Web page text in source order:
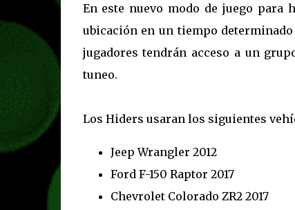
En este nuevo modo de juego
ubicación en un tiempo
jugadores tendrán acceso a un
tuneo.
Los Hiders usaran los siguientes
Jeep Wrangler 2012
Ford F-150 Raptor 2017
Chevrolet Colorado ZR2 2017